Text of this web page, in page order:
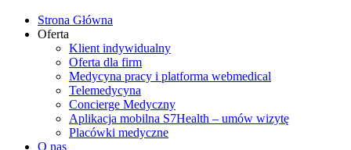
Strona Główna
Oferta
Klient indywidualny
Oferta dla firm
Medycyna pracy i platforma webmedical
Telemedycyna
Concierge Medyczny
Aplikacja mobilna S7Health – umów wizytę
Placówki medyczne
O nas